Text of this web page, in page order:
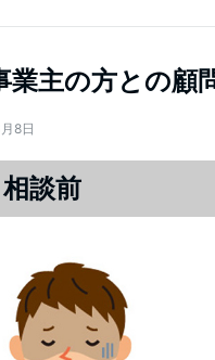
業主の方との顧
8日
相談前